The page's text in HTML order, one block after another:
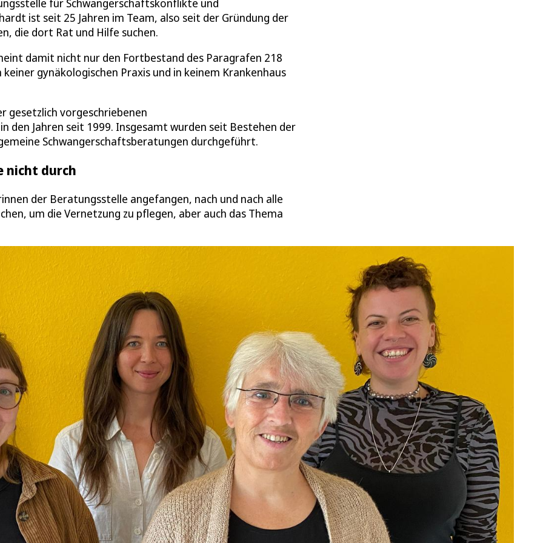
für Schwangerschaftskonflikte und
ist seit 25 Jahren im Team, also seit der Gründung der
die dort Rat und Hilfe suchen.
damit nicht nur den Fortbestand des Paragrafen 218
gynäkologischen Praxis und in keinem Krankenhaus
gesetzlich vorgeschriebenen
Jahren seit 1999. Insgesamt wurden seit Bestehen der
Schwangerschaftsberatungen durchgeführt.
nicht durch
der Beratungsstelle angefangen, nach und nach alle
um die Vernetzung zu pflegen, aber auch das Thema